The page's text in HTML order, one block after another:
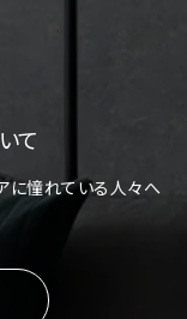
て
に憧れている人々へ